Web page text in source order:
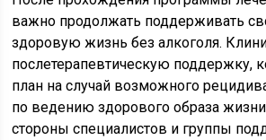
важно продолжать поддерживать
здоровую жизнь без алкоголя.
послетерапевтическую поддержку,
план на случай возможного
по ведению здорового образа
стороны специалистов и группы